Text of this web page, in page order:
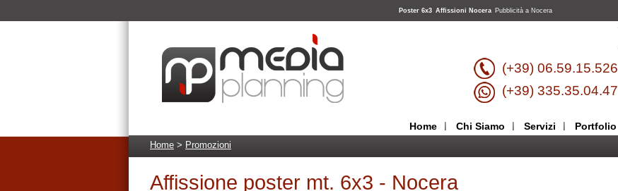
Poster 6x3 Affissioni Nocera Pubblicità a Nocera
(+39) 06.59.15.526
(+39) 335.35.04.47
Home Chi Siamo Servizi Portfolio
Home > Promozioni
Affissione poster mt. 6x3 - Nocera